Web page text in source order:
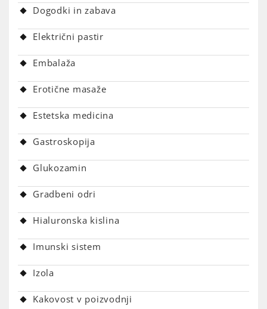
Dogodki in zabava
Električni pastir
Embalaža
Erotične masaže
Estetska medicina
Gastroskopija
Glukozamin
Gradbeni odri
Hialuronska kislina
Imunski sistem
Izola
Kakovost v poizvodnji